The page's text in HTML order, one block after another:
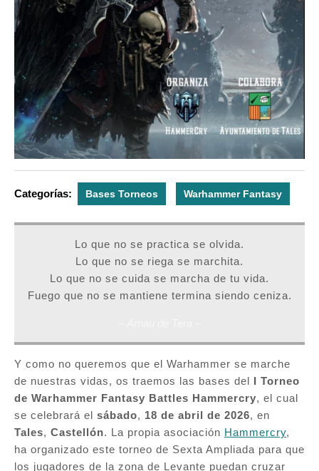
Categorías: Bases Torneos Warhammer Fantasy
Lo que no se practica se olvida.
Lo que no se riega se marchita.
Lo que no se cuida se marcha de tu vida.
Fuego que no se mantiene termina siendo ceniza.
Y como no queremos que el Warhammer se marche
de nuestras vidas, os traemos las bases del I Torneo
de Warhammer Fantasy Battles Hammercry, el cual
se celebrará el sábado, 18 de abril de 2026, en
Tales, Castellón. La propia asociación Hammercry,
ha organizado este torneo de Sexta Ampliada para que
los jugadores de la zona de Levante puedan cruzar